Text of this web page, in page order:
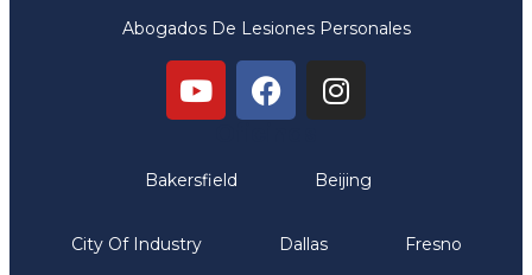
Abogados De Lesiones Personales
Bakersfield Beijing
City Of Industry Dallas Fresno